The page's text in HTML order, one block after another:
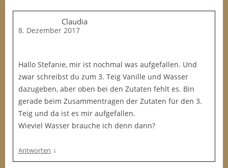
Claudia
8. Dezember 2017
Hallo Stefanie, mir ist nochmal was aufgefallen. Und
zwar schreibst du zum 3. Teig Vanille und Wasser
dazugeben, aber oben bei den Zutaten fehlt es. Bin
gerade beim Zusammentragen der Zutaten für den 3.
Teig und da ist es mir aufgefallen.
Wieviel Wasser brauche ich denn dann?
Antworten ↓